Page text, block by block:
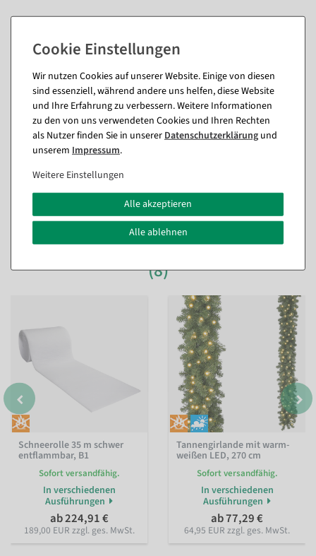
Passende Artikel zu diesem Produkt
Perlonfaden 200 m, 10 kg Reißkraft
+9,46 €
(inkl. ges. MwSt.)
Passende Artikel zu diesem Produkt
(8)
Schneerolle 35 m schwer
entflammbar, B1
Sofort versandfähig.
In verschiedenen
Ausführungen
ab 224,91 €
189,00 EUR zzgl. ges. MwSt.
Tannengirlande mit warm-
weißen LED, 270 cm
Sofort versandfähig.
In verschiedenen
Ausführungen
ab 77,29 €
64,95 EUR zzgl. ges. MwSt.
Wir nutzen Cookies auf unserer Website. Einige von diesen
sind essenziell, während andere uns helfen, diese Website
und Ihre Erfahrung zu verbessern. Weitere Informationen
zu den von uns verwendeten Cookies und Ihren Rechten
als Nutzer finden Sie in unsererDaten­schutz­erklärung und
unserem Impressum.
Weitere Einstellungen
Alle akzeptieren
Alle ablehnen